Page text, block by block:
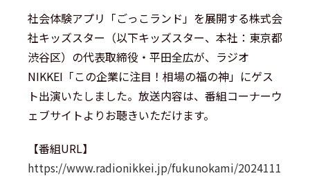
社会体験アプリ「ごっこランド」を展開する株式会
社キッズスター（以下キッズスター、本社：東京都
渋谷区）の代表取締役・平田全広が、ラジオ
NIKKEI「この企業に注目！相場の福の神」にゲス
ト出演いたしました。放送内容は、番組コーナーウ
ェブサイトよりお聴きいただけます。
【番組URL】
https://www.radionikkei.jp/fukunokami/2024111